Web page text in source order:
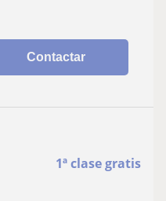
Contactar
1ª clase gratis